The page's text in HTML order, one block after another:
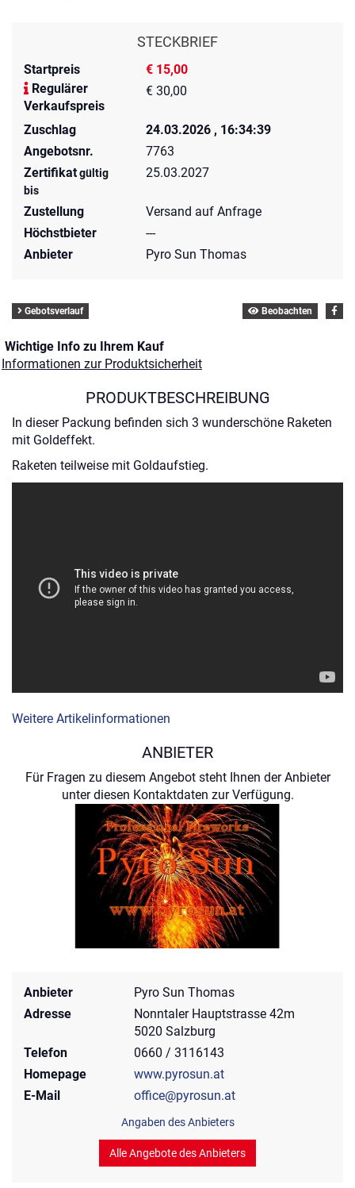
STECKBRIEF
Startpreis
€ 15,00
Regulärer
Verkaufspreis
€ 30,00
Zuschlag
24.03.2026 , 16:34:39
Angebotsnr.
7763
Zertifikatgültig
bis
25.03.2027
Zustellung
Versand auf Anfrage
Höchstbieter
---
Anbieter
Pyro Sun Thomas
Gebotsverlauf Beobachten
Wichtige Info zu Ihrem Kauf
Informationen zur Produktsicherheit
PRODUKTBESCHREIBUNG
In dieser Packung befinden sich 3 wunderschöne Raketen
mit Goldeffekt.
Raketen teilweise mit Goldaufstieg.
Weitere Artikelinformationen
ANBIETER
Für Fragen zu diesem Angebot steht Ihnen der Anbieter
unter diesen Kontaktdaten zur Verfügung.
Anbieter
Pyro Sun Thomas
Adresse
Nonntaler Hauptstrasse 42m
5020 Salzburg
Telefon
0660 / 3116143
Homepage
www.pyrosun.at
E-Mail
office@pyrosun.at
Angaben des Anbieters
Alle Angebote des Anbieters